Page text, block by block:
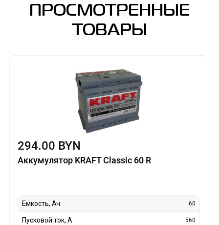
ПРОСМОТРЕННЫЕ
ТОВАРЫ
294.00 BYN
Аккумулятор KRAFT Classic 60 R
Емкость, Ач 60
Пусковой ток, А 560